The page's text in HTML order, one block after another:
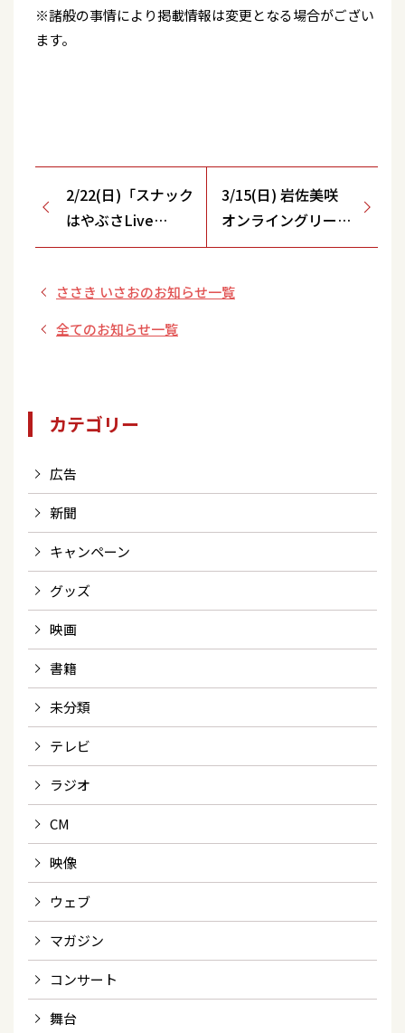
※諸般の事情により掲載情報は変更となる場合がござい
ます。
2/22(日)「スナック
はやぶさLive
Show～はやぶさ
Banquet～」当日
券のお知らせ
3/15(日) 岩佐美咲
オンライングリーテ
ィング開催決定！
ささき いさおのお知らせ一覧
全てのお知らせ一覧
カテゴリー
広告
新聞
キャンペーン
グッズ
映画
書籍
未分類
テレビ
ラジオ
CM
映像
ウェブ
マガジン
コンサート
舞台